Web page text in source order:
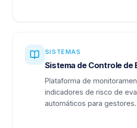
SISTEMAS
Sistema de Controle de
Plataforma de
indicadores de risco de
automáticos para gestores.